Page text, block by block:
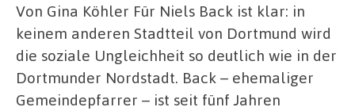
Von Gina Köhler Für Niels Back ist klar: in
keinem anderen Stadtteil von Dortmund wird
die soziale Ungleichheit so deutlich wie in der
Dortmunder Nordstadt. Back – ehemaliger
Gemeindepfarrer – ist seit fünf Jahren